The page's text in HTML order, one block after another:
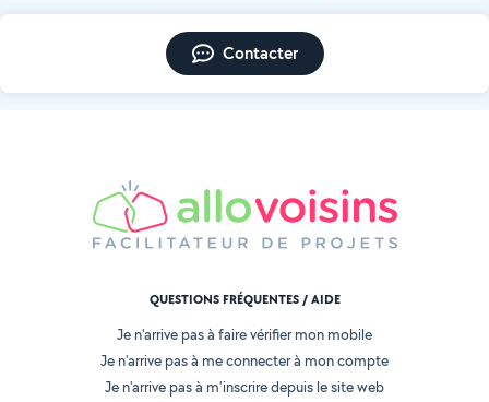
Contacter
QUESTIONS FRÉQUENTES / AIDE
Je n'arrive pas à faire vérifier mon mobile
Je n'arrive pas à me connecter à mon compte
Je n'arrive pas à m'inscrire depuis le site web